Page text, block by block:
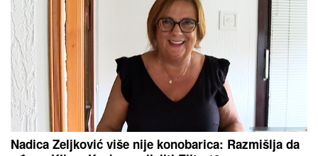
NAŠ FOLKER BAKŠIŠ NA NASTUPU
POKLONIO DEVOJCI U KOLICIMA
Njegov potez sve rasplakao: Odmah
sišao sa bine i uradio nešto
neočekivano